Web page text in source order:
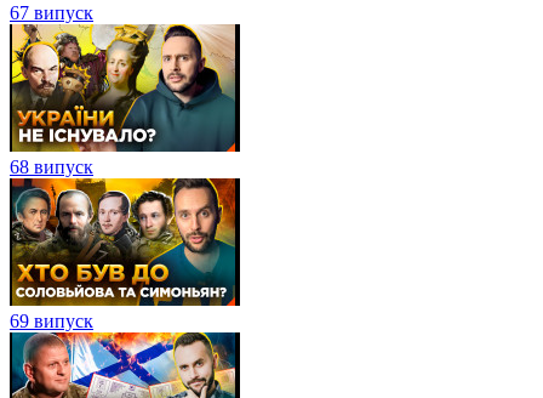
67 випуск
68 випуск
69 випуск